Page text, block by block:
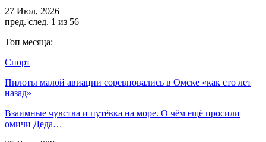
27 Июл, 2026
пред. след. 1 из 56
Топ месяца:
Спорт
Пилоты малой авиации соревновались в Омске «как сто лет
назад»
Взаимные чувства и путёвка на море. О чём ещё просили
омичи Деда…